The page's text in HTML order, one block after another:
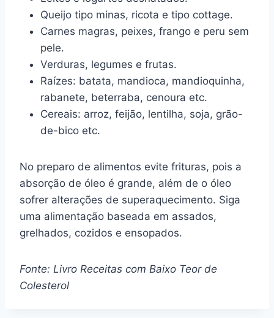
Queijo tipo minas, ricota e tipo cottage.
Carnes magras, peixes, frango e peru sem
pele.
Verduras, legumes e frutas.
Raízes: batata, mandioca, mandioquinha,
rabanete, beterraba, cenoura etc.
Cereais: arroz, feijão, lentilha, soja, grão-
de-bico etc.
No preparo de alimentos evite frituras, pois a
absorção de óleo é grande, além de o óleo
sofrer alterações de superaquecimento. Siga
uma alimentação baseada em assados,
grelhados, cozidos e ensopados.
Fonte: Livro Receitas com Baixo Teor de
Colesterol